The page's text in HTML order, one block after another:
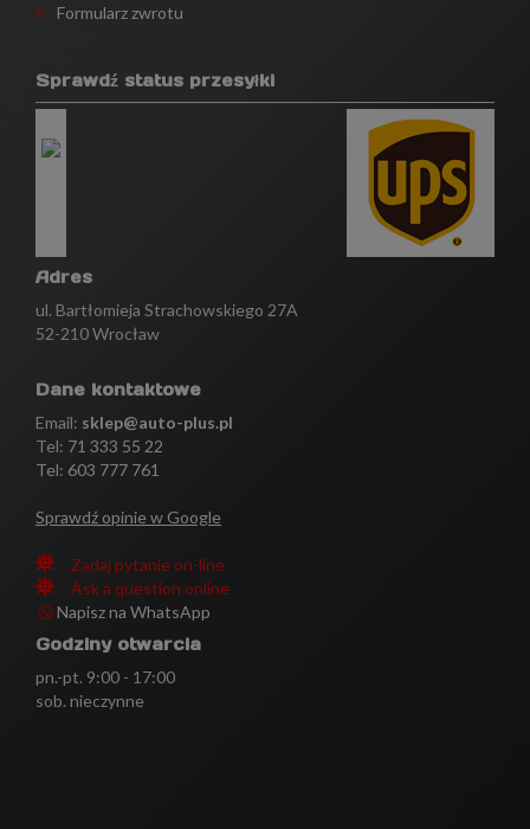
Formularz zwrotu
Sprawdź status przesyłki
Adres
ul. Bartłomieja Strachowskiego 27A
52-210 Wrocław
Dane kontaktowe
Email: sklep@auto-plus.pl
Tel: 71 333 55 22
Tel: 603 777 761
Sprawdź opinie w Google
Zadaj pytanie on-line
Ask a question online
Napisz na WhatsApp
Godziny otwarcia
pn.-pt. 9:00 - 17:00
sob. nieczynne